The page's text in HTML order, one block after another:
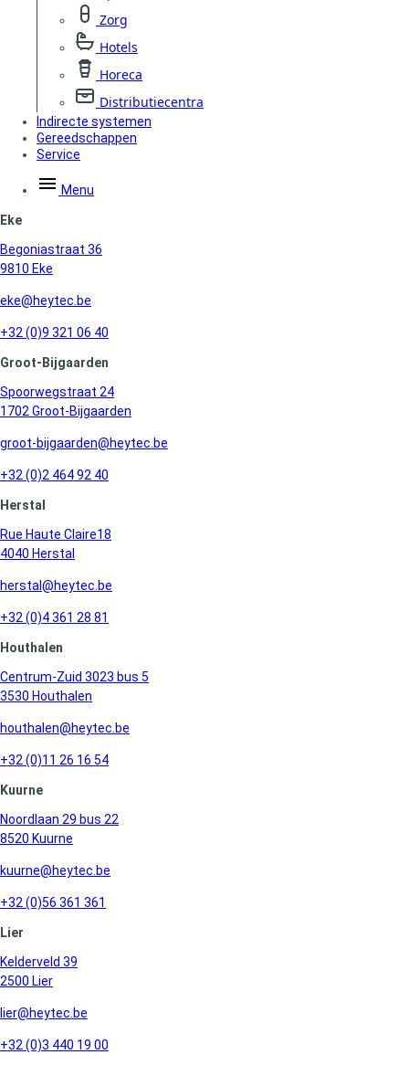
Zorg
Hotels
Horeca
Distributiecentra
Indirecte systemen
Gereedschappen
Service
Menu
Eke
Begoniastraat 36
9810 Eke
eke@heytec.be
+32 (0)9 321 06 40
Groot-Bijgaarden
Spoorwegstraat 24
1702 Groot-Bijgaarden
groot-bijgaarden@heytec.be
+32 (0)2 464 92 40
Herstal
Rue Haute Claire18
4040 Herstal
herstal@heytec.be
+32 (0)4 361 28 81
Houthalen
Centrum-Zuid 3023 bus 5
3530 Houthalen
houthalen@heytec.be
+32 (0)11 26 16 54
Kuurne
Noordlaan 29 bus 22
8520 Kuurne
kuurne@heytec.be
+32 (0)56 361 361
Lier
Kelderveld 39
2500 Lier
lier@heytec.be
+32 (0)3 440 19 00